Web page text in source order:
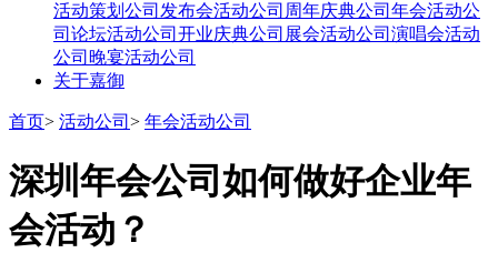
活动策划公司 发布会活动公司 周年庆典公司 年会活动公
司 论坛活动公司 开业庆典公司 展会活动公司 演唱会活动
公司 晚宴活动公司
关于嘉御
首页> 活动公司 > 年会活动公司
深圳年会公司如何做好企业年
会活动？